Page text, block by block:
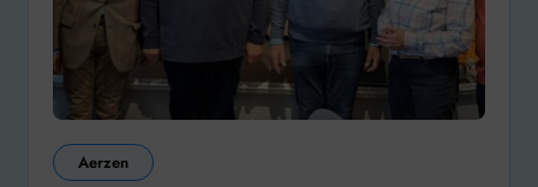
Aerzen